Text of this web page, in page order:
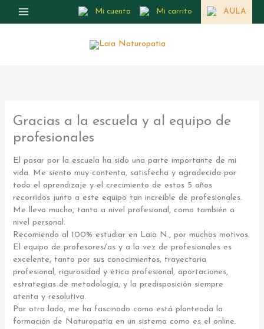
Mi cuenta Mi carrito AULA
Gracias a la escuela y al equipo de
profesionales
El pasar por la escuela ha sido una parte importante de mi
vida. Me siento muy contenta, satisfecha y agradecida por
todo el aprendizaje y el crecimiento de estos 5 años
recorridos junto a este equipo tan increíble de profesionales.
Me llevo mucho, tanto a nivel profesional, como también a
nivel personal.
Recomiendo al 100% estudiar en Laia N., por muchos motivos.
El equipo de profesores/as y a la vez de profesionales es
excelente, tanto por sus conocimientos, trayectoria
profesional, rigurosidad y ética profesional, aportaciones,
estrategias de metodología, y la predisposición siempre
atenta y resolutiva.
Por otro lado, me ha fascinado como está planteada la
formación de Naturopatía en un sistema como es el online.